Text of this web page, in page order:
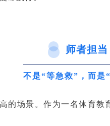
师者担当
不是“等急救”，而是
的场景。作为一名体育